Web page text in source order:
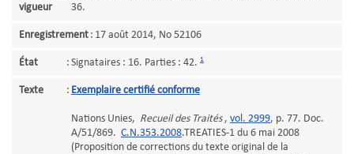
vigueur
36.
Enregistrement : 17 août 2014, No 52106
État : Signataires : 16. Parties : 42. 1
Texte : Exemplaire certifié conforme
Nations Unies, Recueil des Traités, vol. 2999, p. 77. Doc.
A/51/869. C.N.353.2008.TREATIES-1 du 6 mai 2008
(Proposition de corrections du texte original de la